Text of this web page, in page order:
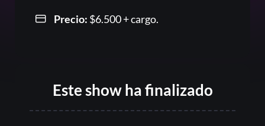
Precio: $6.500+ cargo.
Este show ha finalizado